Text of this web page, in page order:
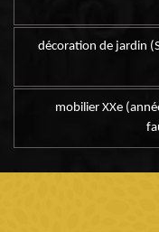
décoration de jardin
mobilier XXe